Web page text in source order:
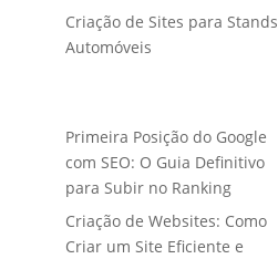
Criação de Sites para Stands
Automóveis
Primeira Posição do Google
com SEO: O Guia Definitivo
para Subir no Ranking
Criação de Websites: Como
Criar um Site Eficiente e